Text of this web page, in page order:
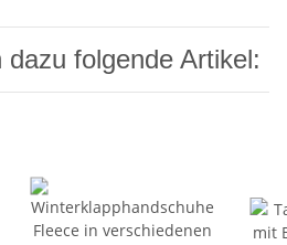
folgende Artikel: